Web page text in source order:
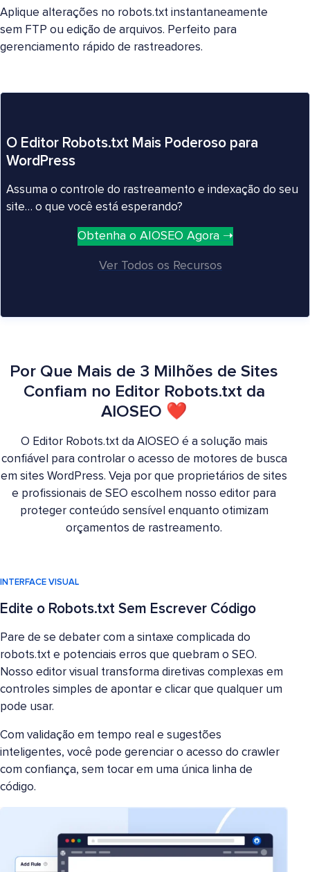
Aplique alterações no robots.txt instantaneamente
sem FTP ou edição de arquivos. Perfeito para
gerenciamento rápido de rastreadores.
O Editor Robots.txt Mais Poderoso para
WordPress
Assuma o controle do rastreamento e indexação do seu
site… o que você está esperando?
Obtenha o AIOSEO Agora ➝
Ver Todos os Recursos
Por Que Mais de 3 Milhões de Sites
Confiam no Editor Robots.txt da
AIOSEO ❤
O Editor Robots.txt da AIOSEO é a solução mais
confiável para controlar o acesso de motores de busca
em sites WordPress. Veja por que proprietários de sites
e profissionais de SEO escolhem nosso editor para
proteger conteúdo sensível enquanto otimizam
orçamentos de rastreamento.
INTERFACE VISUAL
Edite o Robots.txt Sem Escrever Código
Pare de se debater com a sintaxe complicada do
robots.txt e potenciais erros que quebram o SEO.
Nosso editor visual transforma diretivas complexas em
controles simples de apontar e clicar que qualquer um
pode usar.
Com validação em tempo real e sugestões
inteligentes, você pode gerenciar o acesso do crawler
com confiança, sem tocar em uma única linha de
código.